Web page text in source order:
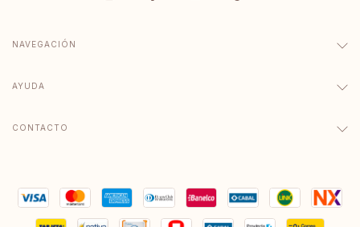
NAVEGACIÓN
AYUDA
CONTACTO